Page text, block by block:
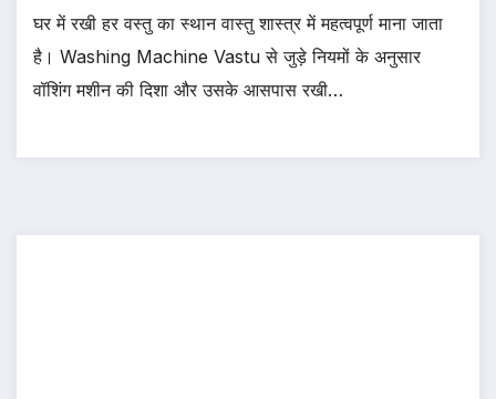
घर में रखी हर वस्तु का स्थान वास्तु शास्त्र में महत्वपूर्ण माना जाता
है। Washing Machine Vastu से जुड़े नियमों के अनुसार
वॉशिंग मशीन की दिशा और उसके आसपास रखी…